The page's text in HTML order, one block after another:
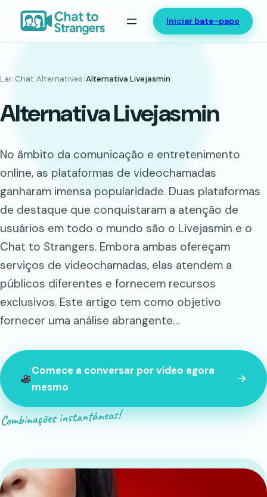
Saltar
Iniciar bate-papo
Lar/Chat Alternatives/Alternativa Livejasmin
Alternativa Livejasmin
No âmbito da comunicação e entretenimento
online, as plataformas de videochamadas
ganharam imensa popularidade. Duas plataformas
de destaque que conquistaram a atenção de
usuários em todo o mundo são o Livejasmin e o
Chat to Strangers. Embora ambas ofereçam
serviços de videochamadas, elas atendem a
públicos diferentes e fornecem recursos
exclusivos. Este artigo tem como objetivo
fornecer uma análise abrangente…
Comece a conversar por vídeo agora
mesmo
Combinações instantâneas!